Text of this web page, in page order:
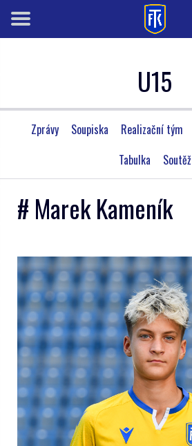
U15
Zprávy Soupiska Realizační tým
Tabulka
Soutěž
# Marek Kameník